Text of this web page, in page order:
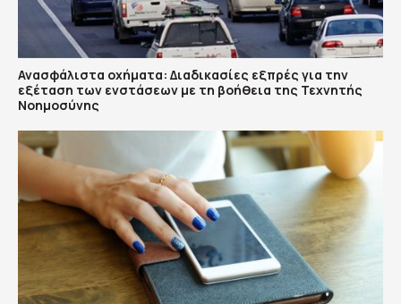
Ανασφάλιστα οχήματα: Διαδικασίες εξπρές για την
εξέταση των ενστάσεων με τη βοήθεια της Τεχνητής
Νοημοσύνης